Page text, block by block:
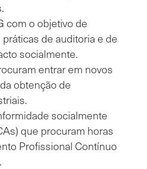
com o objetivo de
de auditoria e de
socialmente.
entrar em novos
obtenção de
socialmente
que procuram horas
Profissional Contínuo